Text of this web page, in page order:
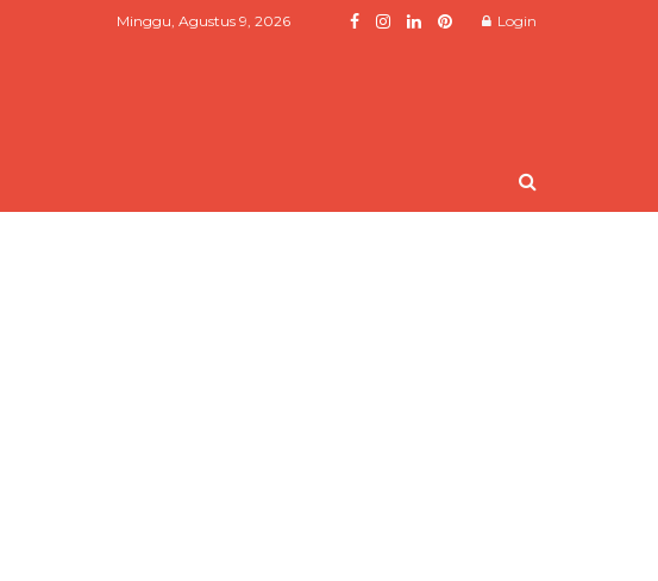
Minggu, Agustus 9, 2026 Login